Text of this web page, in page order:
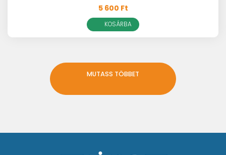
5 600 Ft
KOSÁRBA
MUTASS TÖBBET